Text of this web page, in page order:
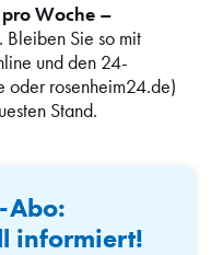
Woche –
Bleiben Sie so mit
und den 24-
oder rosenheim24.de)
Stand.
Abo:
informiert!